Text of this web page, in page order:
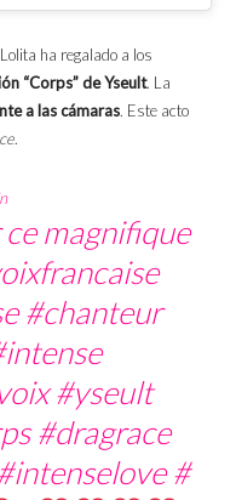
ha regalado a los
“Corps” de Yseult. La
a las cámaras. Este acto
.
magnifique
#chanteur
#yseult
#dragrace
#